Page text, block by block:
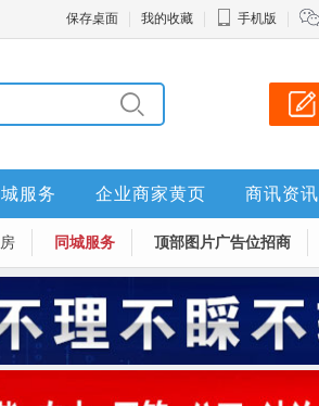
保存桌面 我的收藏 手机版
服务 企业商家黄页 商讯资讯
同城服务 顶部图片广告位招商